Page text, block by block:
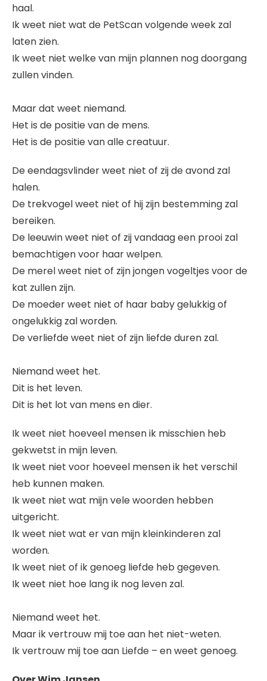
haal.
Ik weet niet wat de PetScan volgende week zal
laten zien.
Ik weet niet welke van mijn plannen nog doorgang
zullen vinden.
Maar dat weet niemand.
Het is de positie van de mens.
Het is de positie van alle creatuur.
De eendagsvlinder weet niet of zij de avond zal
halen.
De trekvogel weet niet of hij zijn bestemming zal
bereiken.
De leeuwin weet niet of zij vandaag een prooi zal
bemachtigen voor haar welpen.
De merel weet niet of zijn jongen vogeltjes voor de
kat zullen zijn.
De moeder weet niet of haar baby gelukkig of
ongelukkig zal worden.
De verliefde weet niet of zijn liefde duren zal.
Niemand weet het.
Dit is het leven.
Dit is het lot van mens en dier.
Ik weet niet hoeveel mensen ik misschien heb
gekwetst in mijn leven.
Ik weet niet voor hoeveel mensen ik het verschil
heb kunnen maken.
Ik weet niet wat mijn vele woorden hebben
uitgericht.
Ik weet niet wat er van mijn kleinkinderen zal
worden.
Ik weet niet of ik genoeg liefde heb gegeven.
Ik weet niet hoe lang ik nog leven zal.
Niemand weet het.
Maar ik vertrouw mij toe aan het niet-weten.
Ik vertrouw mij toe aan Liefde – en weet genoeg.